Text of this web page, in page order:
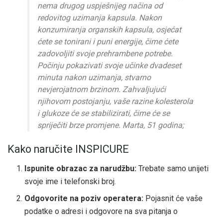
nema drugog uspješnijeg načina od
redovitog uzimanja kapsula. Nakon
konzumiranja organskih kapsula, osjećat
ćete se tonirani i puni energije, čime ćete
zadovoljiti svoje prehrambene potrebe.
Počinju pokazivati ​​svoje učinke dvadeset
minuta nakon uzimanja, stvarno
nevjerojatnom brzinom. Zahvaljujući
njihovom postojanju, vaše razine kolesterola
i glukoze će se stabilizirati, čime će se
spriječiti brze promjene. Marta, 51 godina;
Kako naručite INSPICURE
Ispunite obrazac za narudžbu: Trebate samo unijeti
svoje ime i telefonski broj.
Odgovorite na poziv operatera: Pojasnit će vaše
podatke o adresi i odgovore na sva pitanja o